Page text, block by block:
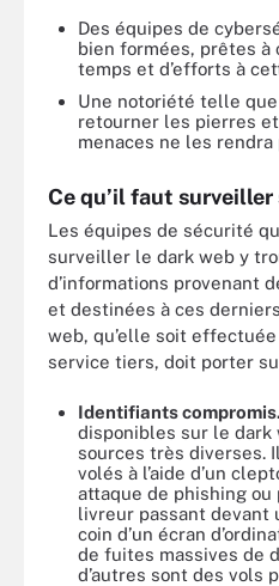
Des équipes de
bien formées, prêtes à
temps et d’efforts à
Une notoriété telle
retourner les pierres
menaces ne les
Ce qu’il faut surveiller
Les équipes de sécurité
surveiller le dark web y
d’informations provenant
et destinées à ces
web, qu’elle soit
service tiers, doit porter
Identifiants
disponibles sur le dark
sources très diverses.
volés à l’aide d’un
attaque de phishing ou
livreur passant devant
coin d’un écran
de fuites massives de
d’autres sont des vols